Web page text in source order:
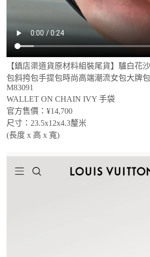
【鎮店渠道貨原材料組裝尾貨】驢白花
包斜挎包手提包時尚高端潮流女包大牌
M83091
WALLET ON CHAIN IVY 手袋
官方售價：¥14,700
尺寸：23.5x12x4.3釐米
(長度 x 高 x 寬)